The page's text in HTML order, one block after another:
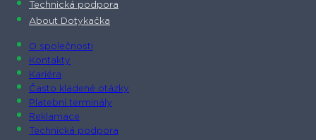
Technická podpora
About Dotykačka
O společnosti
Kontakty
Kariéra
Často kladené otázky
Platební terminály
Reklamace
Technická podpora